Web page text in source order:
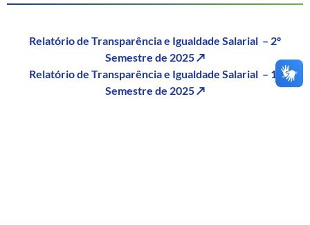
Relatório de Transparência e Igualdade Salarial – 2º
Semestre de 2025 ↗
Relatório de Transparência e Igualdade Salarial – 1º
Semestre de 2025 ↗